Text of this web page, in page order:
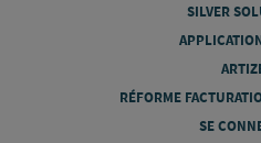
SILVER
RÉFORME
SE